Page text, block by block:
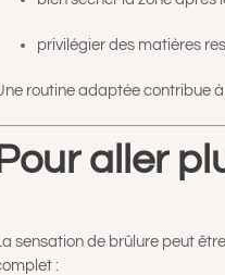
privilégier des matières
routine adaptée contribue
Pour aller
sensation de brûlure peut
: